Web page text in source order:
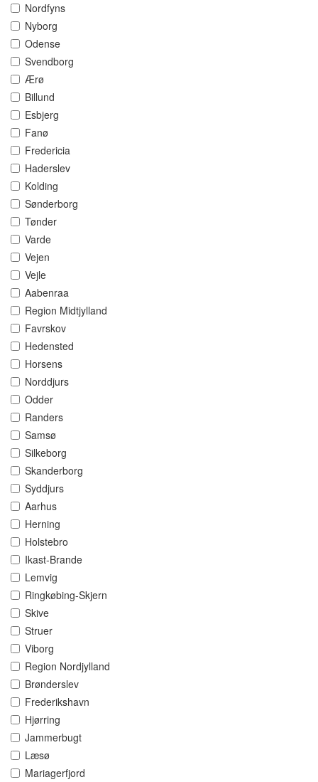
Nordfyns
Nyborg
Odense
Svendborg
Ærø
Billund
Esbjerg
Fanø
Fredericia
Haderslev
Kolding
Sønderborg
Tønder
Varde
Vejen
Vejle
Aabenraa
Region Midtjylland
Favrskov
Hedensted
Horsens
Norddjurs
Odder
Randers
Samsø
Silkeborg
Skanderborg
Syddjurs
Aarhus
Herning
Holstebro
Ikast-Brande
Lemvig
Ringkøbing-Skjern
Skive
Struer
Viborg
Region Nordjylland
Brønderslev
Frederikshavn
Hjørring
Jammerbugt
Læsø
Mariagerfjord